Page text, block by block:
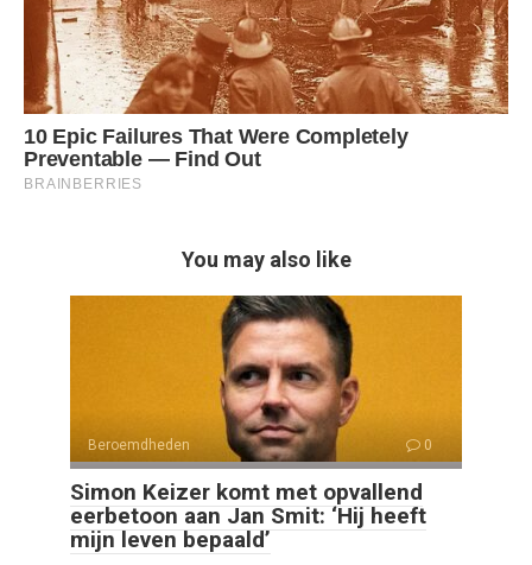
You may also like
Beroemdheden 0
Simon Keizer komt met opvallend
eerbetoon aan Jan Smit: ‘Hij heeft
mijn leven bepaald’